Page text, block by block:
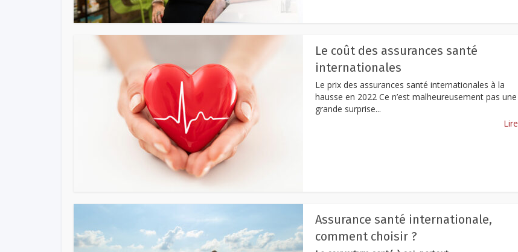
Le coût des assurances santé
internationales
Le prix des assurances santé internationales à la
hausse en 2022 Ce n’est malheureusement pas une
grande surprise...
Lire
Assurance santé internationale,
comment choisir ?